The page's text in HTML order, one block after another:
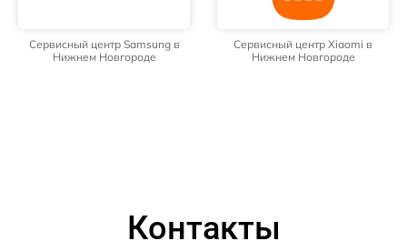
Сервисный центр Samsung в
Нижнем Новгороде
Сервисный центр Xiaomi в
Нижнем Новгороде
Контакты